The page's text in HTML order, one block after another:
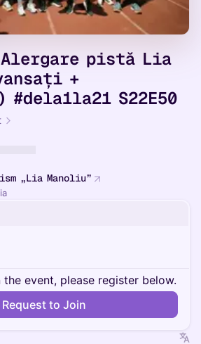
pistă Lia
+
S22E50
„Lia Manoliu”
the event, please register below.
Request to Join